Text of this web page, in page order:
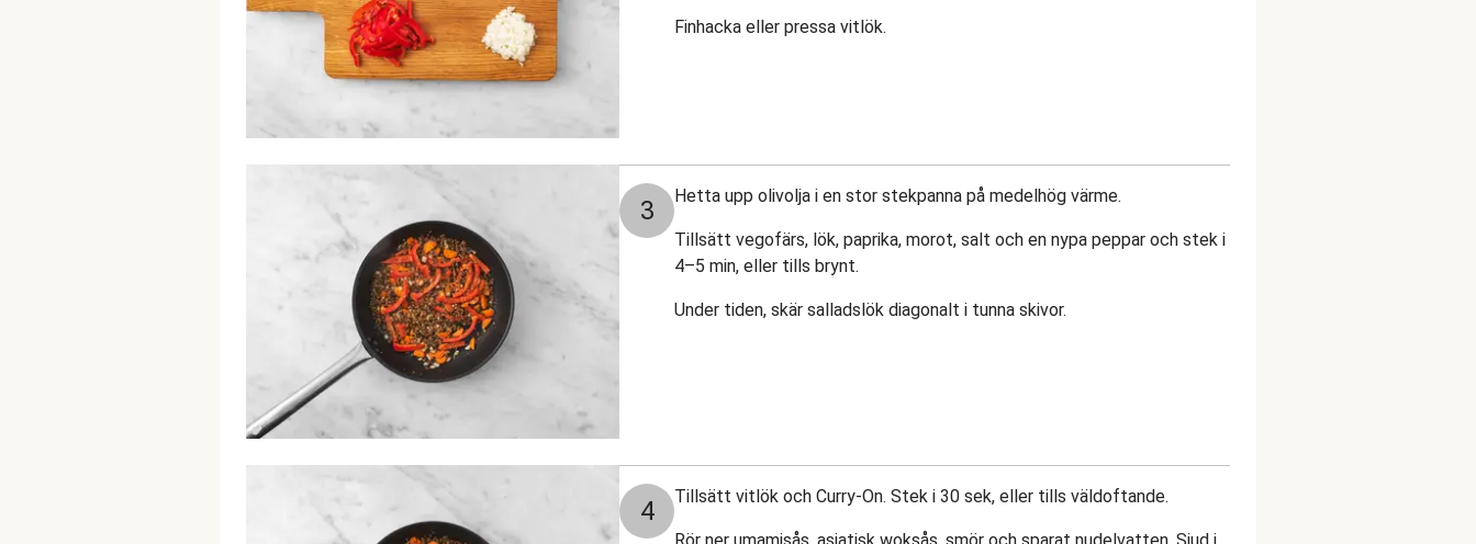
Finhacka eller pressa vitlök.
3 Hetta upp olivolja i en stor stekpanna på medelhög värme.
Tillsätt vegofärs, lök, paprika, morot, salt och en nypa peppar och stek i
4–5 min, eller tills brynt.
Under tiden, skär salladslök diagonalt i tunna skivor.
4 Tillsätt vitlök och Curry-On. Stek i 30 sek, eller tills väldoftande.